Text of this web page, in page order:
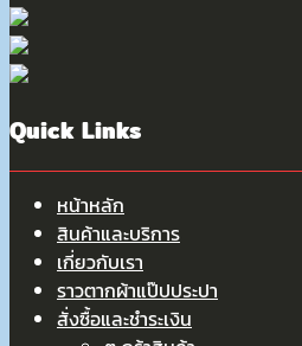
Quick Links
หน้าหลัก
สินค้าและบริการ
เกี่ยวกับเรา
ราวตากผ้าแป๊ปประปา
สั่งซื้อและชำระเงิน